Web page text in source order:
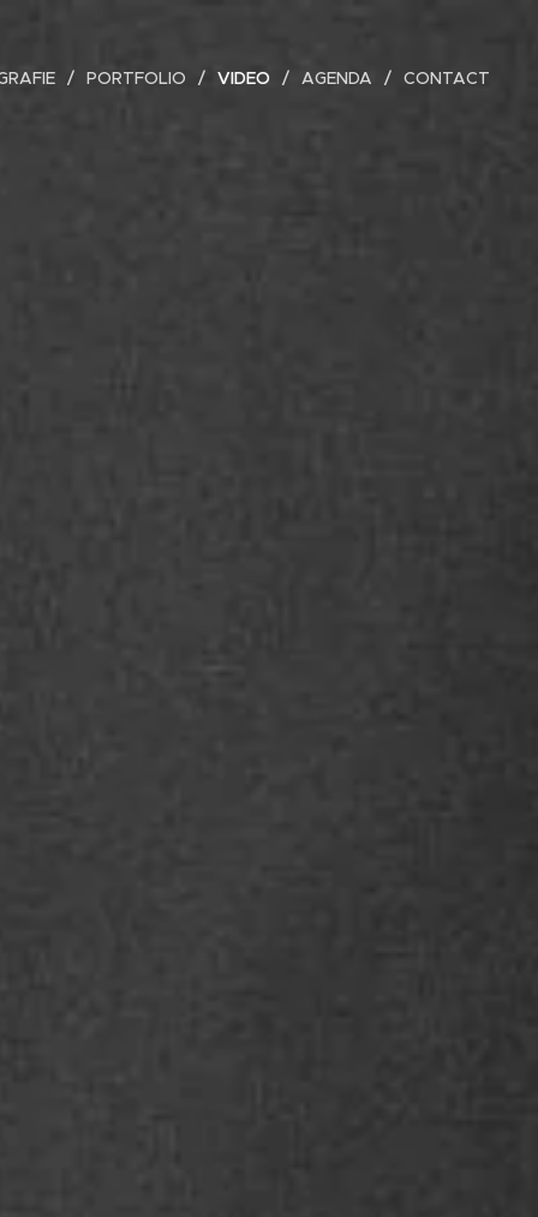
PORTFOLIO VIDEO AGENDA CONTACT